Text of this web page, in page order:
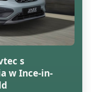
s
w Ince-in-